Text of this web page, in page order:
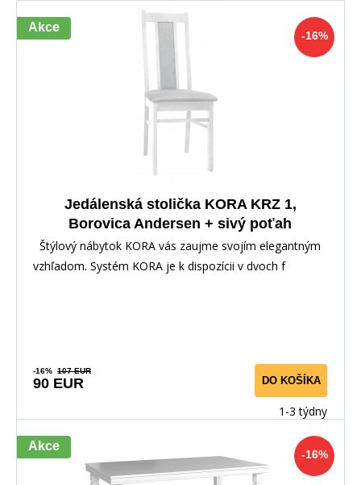
-16%
Akce
Jedálenská stolička KORA KRZ 1,
Borovica Andersen + sivý poťah
Štýlový nábytok KORA vás zaujme svojím elegantným
vzhľadom. Systém KORA je k dispozícii v dvoch f
-16% 107 EUR
90 EUR DO KOŠÍKA
1-3 týdny
-16%
Akce